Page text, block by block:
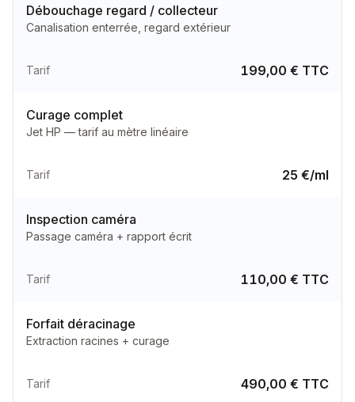
Débouchage regard / collecteur
Canalisation enterrée, regard extérieur
Tarif 199,00 € TTC
Curage complet
Jet HP — tarif au mètre linéaire
Tarif 25 €/ml
Inspection caméra
Passage caméra + rapport écrit
Tarif 110,00 € TTC
Forfait déracinage
Extraction racines + curage
Tarif 490,00 € TTC